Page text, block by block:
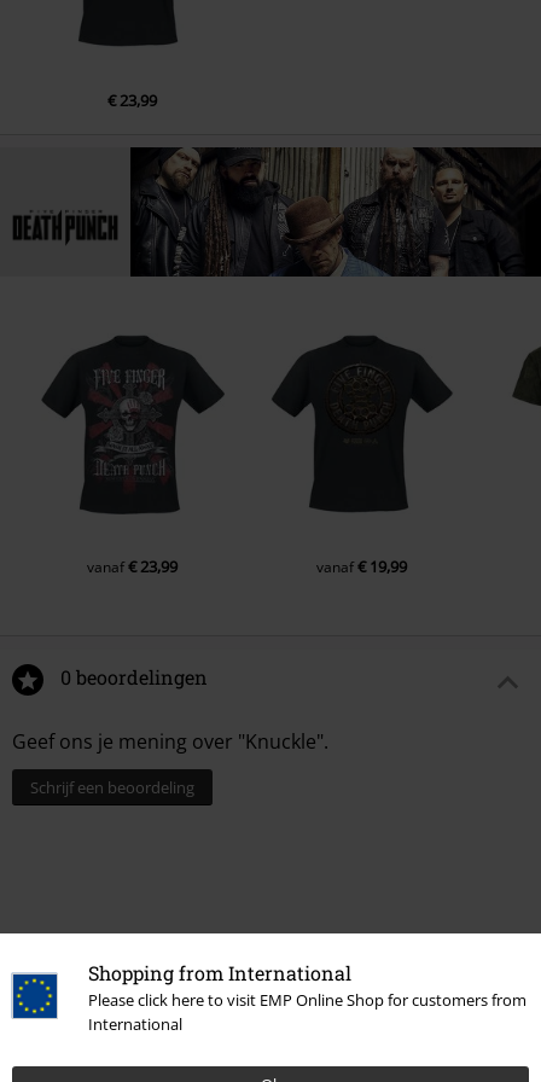
Shopping from International
Please click here to visit EMP Online Shop for customers from
International
€ 23,99
vanaf€ 23,99 vanaf€ 19,99
0 beoordelingen
Geef ons je mening over "Knuckle".
Schrijf een beoordeling